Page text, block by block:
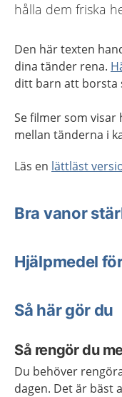
hålla dem friska
Den här texten
dina tänder rena.
ditt barn att borsta
Se filmer som
mellan tänderna i
Läs en lättläst
Bra vanor
Hjälpmedel
Så här gör du
Så rengör du
Du behöver
dagen. Det är bäst